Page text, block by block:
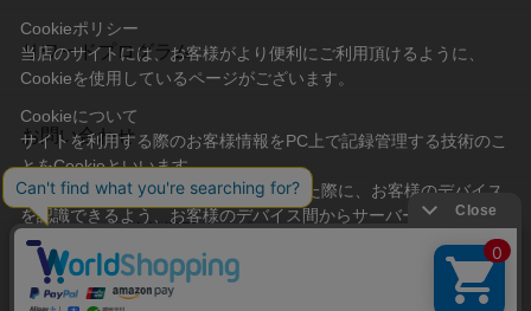
リワードプログラム
お問い合わせ
会社概要 プライバシーポリシー
利用規約 特定商取引法に基づく表記
Cookieポリシー
当店のサイトには、お客様がより便利にご利用頂けるように、
Cookieを使用しているページがございます。
Cookieについて
サイトを利用する際のお客様情報をPC上で記録管理する技術のこ
とをCookieといいます。
Cookieはお客様がサイトを再訪問された際に、お客様のデバイス
を認識できるよう、お客様のデバイス間からサーバーへ送り返さ
れます。
なお、Cookieに保存されている情報のみで、お客様個人を特定す
ることはできません。